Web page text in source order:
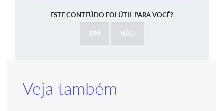
ESTE CONTEÚDO FOI ÚTIL PARA VOCÊ?
SIM NÃO
Veja também